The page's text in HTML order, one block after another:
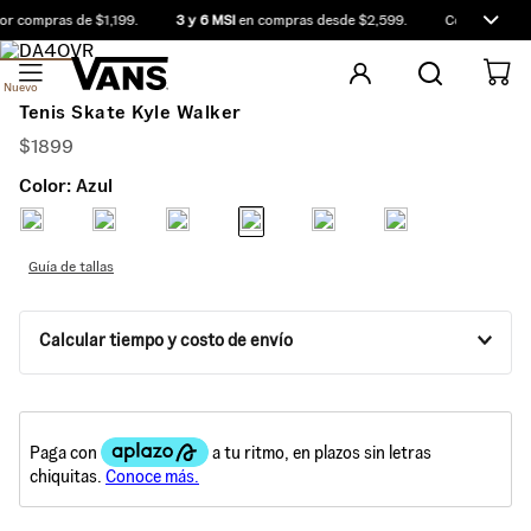
compras de $1,199. 3 y 6 MSIen compras desde $2,599. Compra
Nuevo
Tenis Skate Kyle Walker
$1899
Color:Azul
Guía de tallas
Calcular tiempo y costo de envío